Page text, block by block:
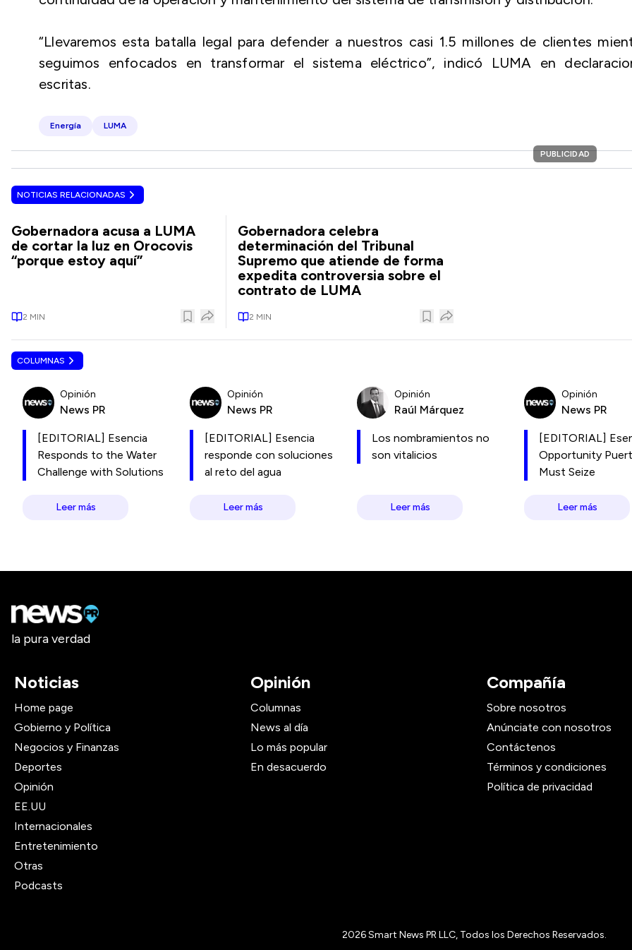
“Llevaremos esta batalla legal para defender a nuestros casi 1.5 millones de clientes
seguimos enfocados en transformar el sistema eléctrico”, indicó LUMA en
escritas.
Energía LUMA
PUBLICIDAD
NOTICIAS RELACIONADAS
Gobernadora acusa a LUMA
de cortar la luz en Orocovis
“porque estoy aquí”
2 MIN
Gobernadora celebra
determinación del Tribunal
Supremo que atiende de forma
expedita controversia sobre el
contrato de LUMA
2 MIN
COLUMNAS
Opinión
News PR
[EDITORIAL] Esencia
Responds to the Water
Challenge with Solutions
Leer más
Opinión
News PR
[EDITORIAL] Esencia
responde con soluciones
al reto del agua
Leer más
Opinión
Raúl Márquez
Los nombramientos no
son vitalicios
Leer más
Opinión
News PR
[EDITORIAL]
Opportunity
Must Seize
Leer más
la pura verdad
Noticias
Home page
Gobierno y Política
Negocios y Finanzas
Deportes
Opinión
EE.UU
Internacionales
Entretenimiento
Otras
Podcasts
Opinión
Columnas
News al día
Lo más popular
En desacuerdo
Compañía
Sobre nosotros
Anúnciate con nosotros
Contáctenos
Términos y condiciones
Política de privacidad
2026Smart News PR LLC, Todos los Derechos Reservados.